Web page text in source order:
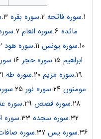
۱. سوره فاتحه سوره بقره
مائده
سوره انعام ۷.
۱۰. سوره یونس سوره هود
ابراهیم
سوره حجر
۱۹. سوره مریم سوره طه
مومنون
سوره نور
۲۸. سوره قصص سوره
۳۲. سوره سجده سوره
۳۶. سوره یس ۳۷. سوره